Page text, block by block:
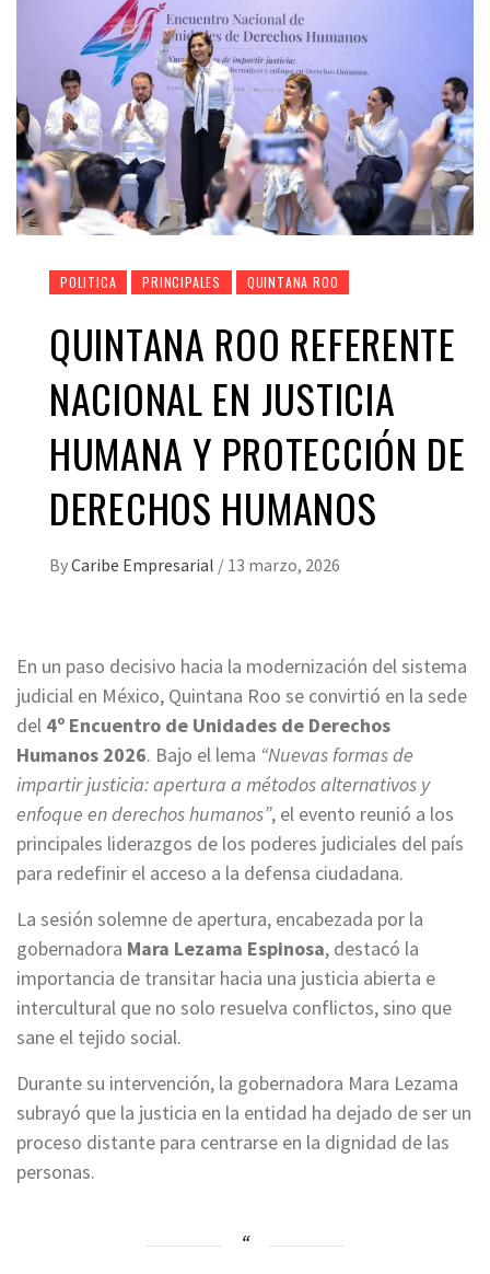
POLITICA PRINCIPALES QUINTANA ROO
QUINTANA ROO REFERENTE
NACIONAL EN JUSTICIA
HUMANA Y PROTECCIÓN DE
DERECHOS HUMANOS
ByCaribe Empresarial / 13 marzo, 2026
En un paso decisivo hacia la modernización del sistema
judicial en México, Quintana Roo se convirtió en la sede
del 4º Encuentro de Unidades de Derechos
Humanos 2026. Bajo el lema “Nuevas formas de
impartir justicia: apertura a métodos alternativos y
enfoque en derechos humanos”, el evento reunió a los
principales liderazgos de los poderes judiciales del país
para redefinir el acceso a la defensa ciudadana.
La sesión solemne de apertura, encabezada por la
gobernadora Mara Lezama Espinosa, destacó la
importancia de transitar hacia una justicia abierta e
intercultural que no solo resuelva conflictos, sino que
sane el tejido social.
Durante su intervención, la gobernadora Mara Lezama
subrayó que la justicia en la entidad ha dejado de ser un
proceso distante para centrarse en la dignidad de las
personas.